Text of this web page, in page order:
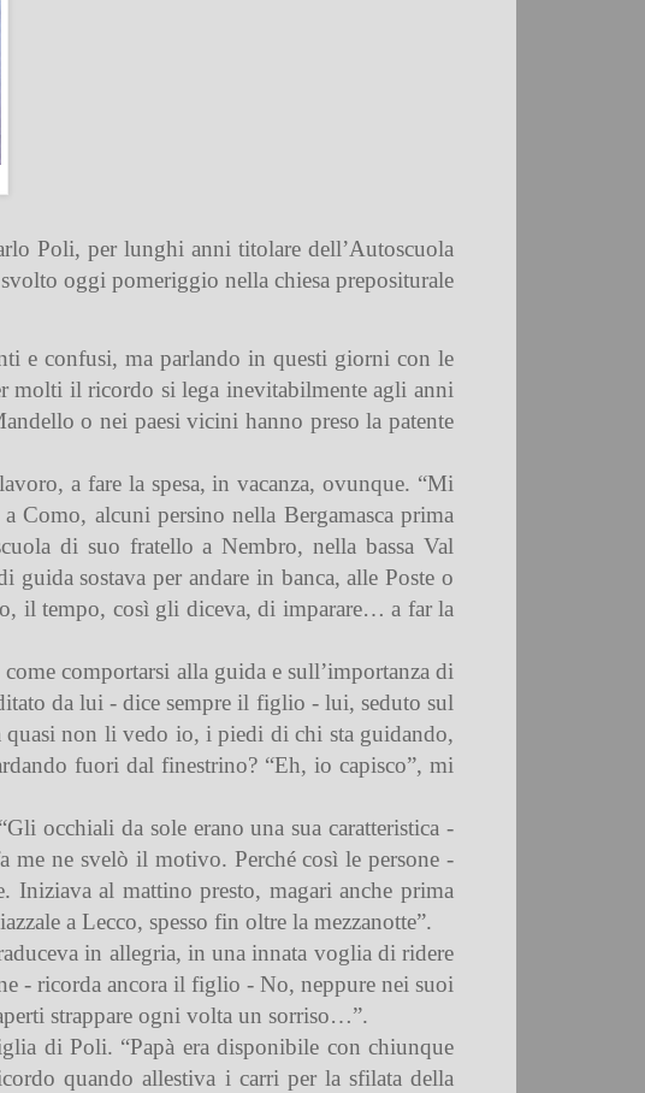
Poli, per lunghi anni titolare dell’Autoscuola
oggi pomeriggio nella chiesa prepositurale
e confusi, ma parlando in questi giorni con le
molti il ricordo si lega inevitabilmente agli anni
o nei paesi vicini hanno preso la patente
a fare la spesa, in vacanza, ovunque. “Mi
Como, alcuni persino nella Bergamasca prima
di suo fratello a Nembro, nella bassa Val
guida sostava per andare in banca, alle Poste o
il tempo, così gli diceva, di imparare… a far la
comportarsi alla guida e sull’importanza di
da lui - dice sempre il figlio - lui, seduto sul
quasi non li vedo io, i piedi di chi sta guidando,
fuori dal finestrino? “Eh, io capisco”, mi
occhiali da sole erano una sua caratteristica -
me ne svelò il motivo. Perché così le persone -
Iniziava al mattino presto, magari anche prima
a Lecco, spesso fin oltre la mezzanotte”.
in allegria, in una innata voglia di ridere
- ricorda ancora il figlio - No, neppure nei suoi
strappare ogni volta un sorriso…”.
di Poli. “Papà era disponibile con chiunque
quando allestiva i carri per la sfilata della